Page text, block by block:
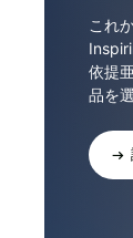
これ
依提
品を